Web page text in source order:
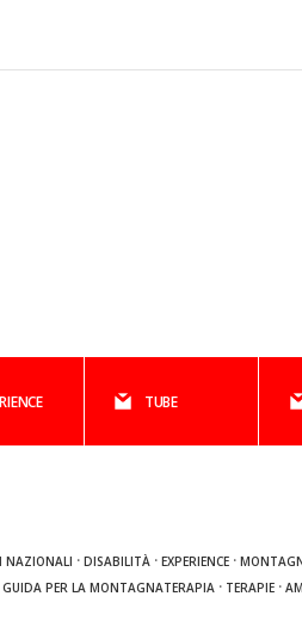
TUBE
NAZIONALI · DISABILITÀ · EXPERIENCE ·
GUIDA PER LA MONTAGNATERAPIA · TERAPIE ·